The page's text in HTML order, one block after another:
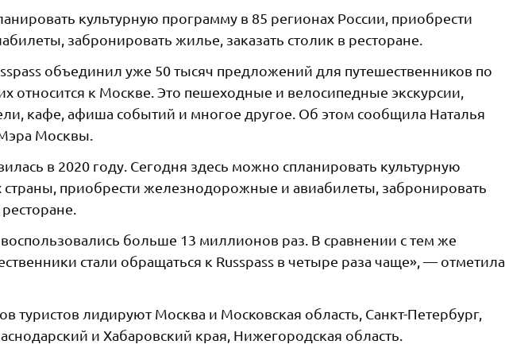
культурную программу в 85 регионах России, приобрести
забронировать жилье, заказать столик в ресторане.
объединил уже 50 тысяч предложений для путешественников по
относится к Москве. Это пешеходные и велосипедные экскурсии,
кафе, афиша событий и многое другое. Об этом сообщила Наталья
Москвы.
в 2020 году. Сегодня здесь можно спланировать культурную
страны, приобрести железнодорожные и авиабилеты, забронировать
больше 13 миллионов раз. В сравнении с тем же
стали обращаться к Russpass в четыре раза чаще», — отметила
туристов лидируют Москва и Московская область, Санкт-Петербург,
и Хабаровский края, Нижегородская область.